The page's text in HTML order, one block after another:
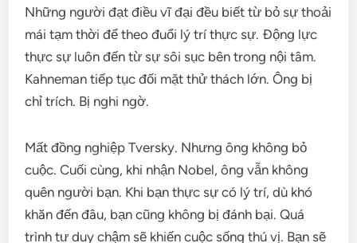
Những người đạt điều vĩ đại đều biết từ bỏ sự thoải
mái tạm thời để theo đuổi lý trí thực sự. Động lực
thực sự luôn đến từ sự sôi sục bên trong nội tâm.
Kahneman tiếp tục đối mặt thử thách lớn. Ông bị
chỉ trích. Bị nghi ngờ.
Mất đồng nghiệp Tversky. Nhưng ông không bỏ
cuộc. Cuối cùng, khi nhận Nobel, ông vẫn không
quên người bạn. Khi bạn thực sự có lý trí, dù khó
khăn đến đâu, bạn cũng không bị đánh bại. Quá
trình tư duy chậm sẽ khiến cuộc sống thú vị. Bạn sẽ